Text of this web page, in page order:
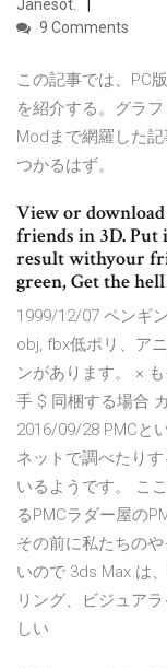
Janesot.
9 Comments
この記事では、PC
を紹介する。グラ
Modまで網羅した
つかるはず。
View or
friends in 3D. Put
result withyour
green, Get the
1999/12/07 ペンギ
obj, fbx低ポリ、ア
ンがあります。 ×
手 $ 同梱する場合
2016/09/28 PMCと
ネットで調べたり
いるようです。 こ
るPMCラダー屋の
その前に私たちの
いので 3ds Max は
リング、ビジュア
しい